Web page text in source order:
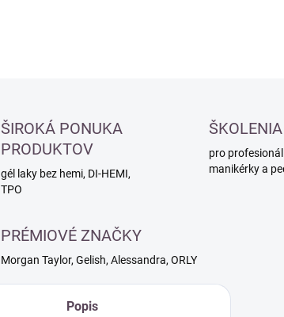
ŠIROKÁ PONUKA
PRODUKTOV
gél laky bez hemi, DI-HEMI,
TPO
ŠKOLENIA
pro
manikérky a
PRÉMIOVÉ ZNAČKY
Morgan Taylor, Gelish, Alessandra, ORLY
Popis